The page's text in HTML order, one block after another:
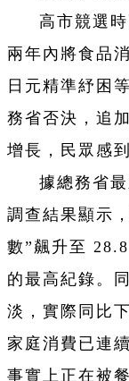
高市競選
兩年內將食品
日元精準紓困
務省否決，追
增長，民眾感
據總務省
調查結果顯示
數”飆升至
的最高紀錄。
淡，實際同比
家庭消費已連
事實上正在被